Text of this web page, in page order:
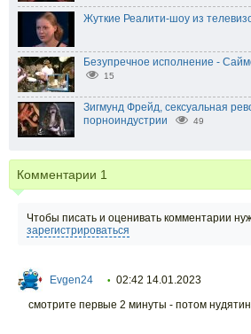
Жуткие Реалити-шоу из
Безупречное исполнение -
15
Зигмунд Фрейд, сексуальная
порноиндустрии
49
Комментарии 1
Чтобы писать и оценивать комментарии
зарегистрироваться
Evgen24 • 02:42 14.01.2023
смотрите первые 2 минуты - потом